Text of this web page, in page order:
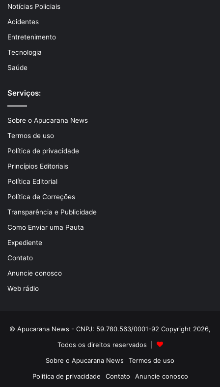
Notícias Policiais
Acidentes
Entretenimento
Tecnologia
Saúde
Serviços:
Sobre o Apucarana News
Termos de uso
Política de privacidade
Princípios Editoriais
Política Editorial
Política de Correções
Transparência e Publicidade
Como Enviar uma Pauta
Expediente
Contato
Anuncie conosco
Web rádio
© Apucarana News - CNPJ: 59.780.563/0001-92 Copyright 2026,
Todos os direitos reservados |
Sobre o Apucarana News
Termos de uso
Política de privacidade
Contato Anuncie conosco